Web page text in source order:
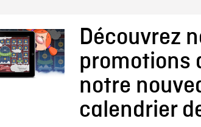
Découvrez
promotions
notre
calendrier